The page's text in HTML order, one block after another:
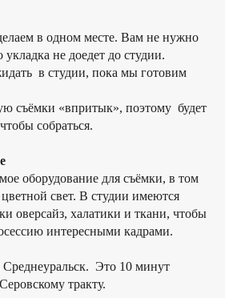
в одном месте. Вам не нужно
укладка не доедет до студии.
в студии, пока мы готовим
съёмки «впритык», поэтому будет
собраться.
оборудование для съёмки, в том
свет. В студии имеются
оверсайз, халатики и ткани, чтобы
интересными кадрами.
Среднеуральск. Это 10 минут
тракту.